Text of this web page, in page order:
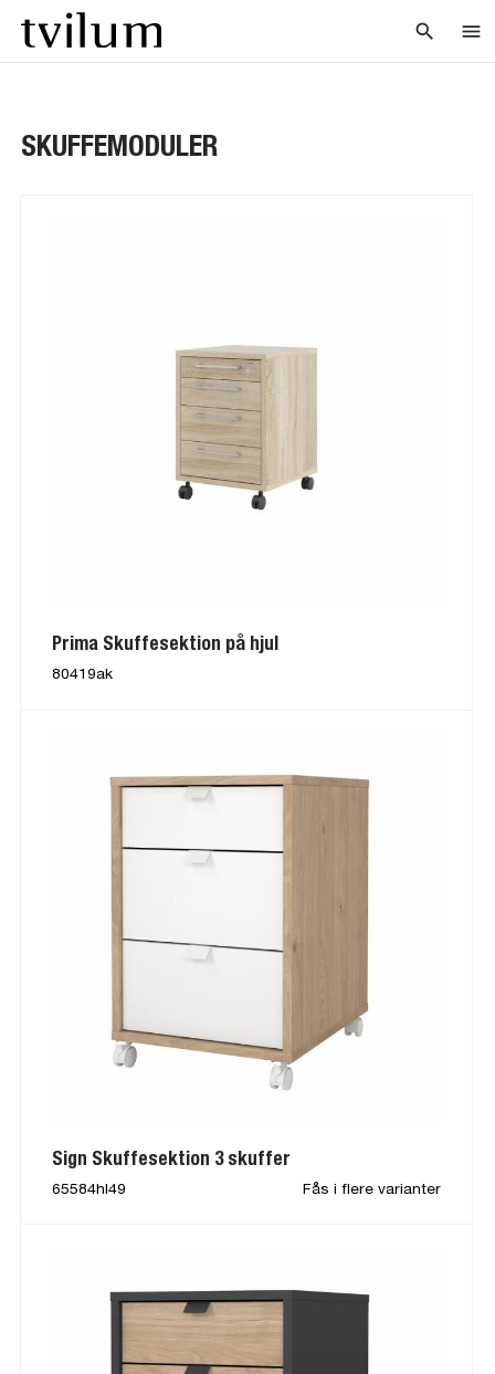
search menu
SKUFFEMODULER
Prima Skuffesektion på hjul
80419ak
Sign Skuffesektion 3 skuffer
65584hl49 Fås i flere varianter